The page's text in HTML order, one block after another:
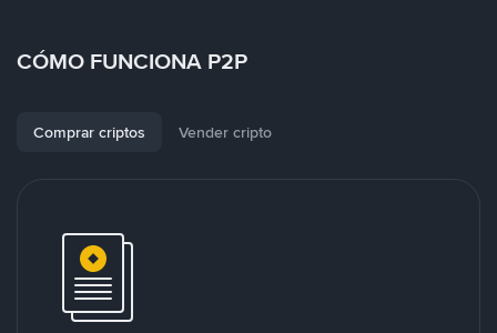
CÓMO FUNCIONA P2P
Comprar criptos Vender cripto